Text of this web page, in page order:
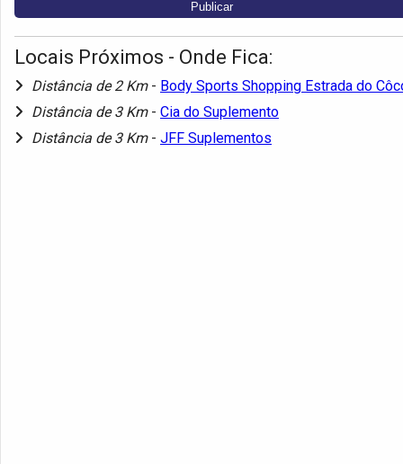
Locais Próximos - Onde Fica:
Distância de 2 Km - Body Sports Shopping Estrada do
Distância de 3 Km - Cia do Suplemento
Distância de 3 Km - JFF Suplementos